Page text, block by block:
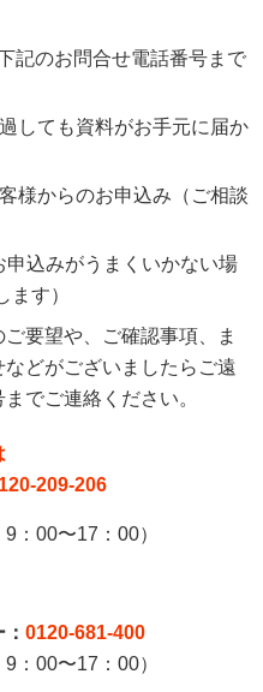
記のお問合せ電話番号まで
しても資料がお手元に届か
様からのお申込み（ご相談
込みがうまくいかない場
す）
要望や、ご確認事項、ま
どがございましたらご遠
でご連絡ください。
209-206
：00〜17：00）
0120-681-400
：00〜17：00）